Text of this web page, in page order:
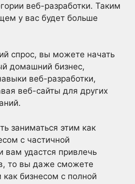
веб-разработки. Таким
у вас будет больше
спрос, вы можете начать
домашний бизнес,
веб-разработки,
веб-сайты для других
заниматься этим как
с частичной
вам удастся привлечь
то вы даже сможете
как бизнесом с полной